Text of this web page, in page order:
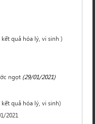
quả hóa lý, vi sinh )
ngọt (29/01/2021)
quả hóa lý, vi sinh)
2021